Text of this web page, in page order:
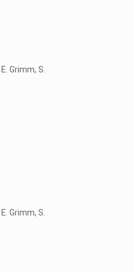
Grimm, S.
Grimm, S.